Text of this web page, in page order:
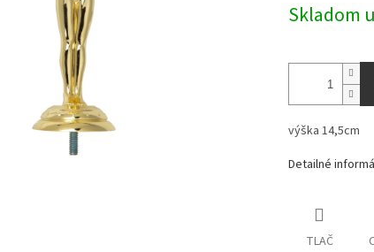
Skladom
výška 14,5cm
Detailné
TLAČ